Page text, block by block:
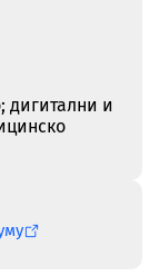
дигитални и